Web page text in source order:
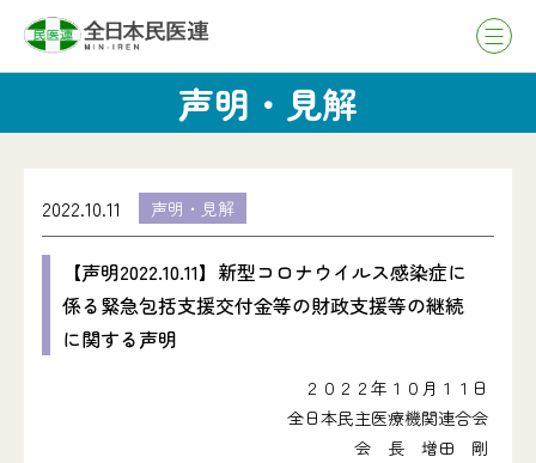
声明・見解
2022.10.11 声明・見解
【声明2022.10.11】新型コロナウイルス感染症に
係る緊急包括支援交付金等の財政支援等の継続
に関する声明
２０２２年１０月１１日
全日本民主医療機関連合会
会 長 増田 剛